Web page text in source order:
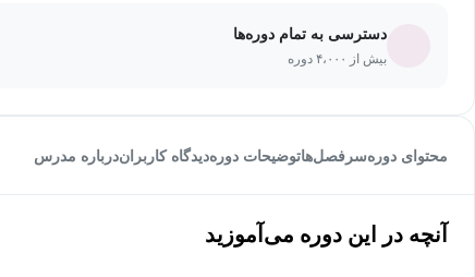
دسترسی به تمام دوره‌ها
بیش از ۴،۰۰۰ دوره
محتوای دورهسرفصل‌هاتوضیحات دورهدیدگاه کاربراندرباره مدرس
آنچه در این دوره می‌آموزید